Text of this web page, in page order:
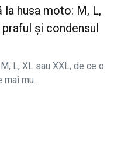
husa moto: M, L,
și condensul
L, XL sau XXL, de ce o
mu...